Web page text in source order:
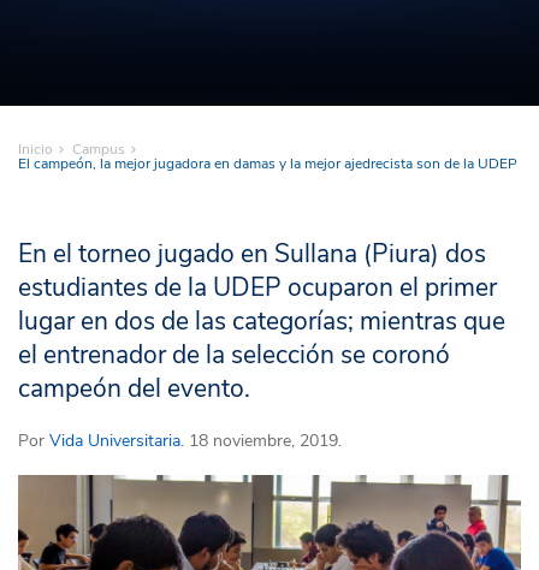
Inicio Campus
El campeón, la mejor jugadora en damas y la mejor ajedrecista son de la UDEP
En el torneo jugado en Sullana (Piura) dos
estudiantes de la UDEP ocuparon el primer
lugar en dos de las categorías; mientras que
el entrenador de la selección se coronó
campeón del evento.
Por Vida Universitaria. 18 noviembre, 2019.